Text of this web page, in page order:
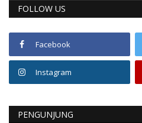
FOLLOW US
Facebook
Instagram
PENGUNJUNG